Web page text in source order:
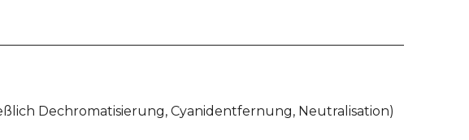
Dechromatisierung, Cyanidentfernung, Neutralisation)